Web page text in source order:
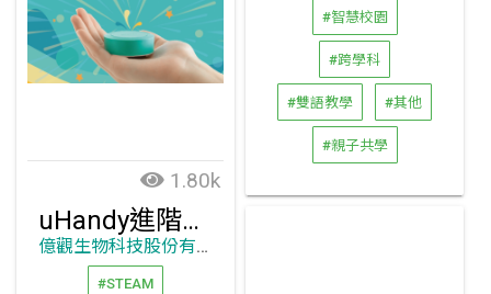
#智慧校園
#跨學科
#雙語教學 #其他
#親子共學
1.80k
uHandy進階顯微教師套組
億觀生物科技股份有限公司
#STEAM